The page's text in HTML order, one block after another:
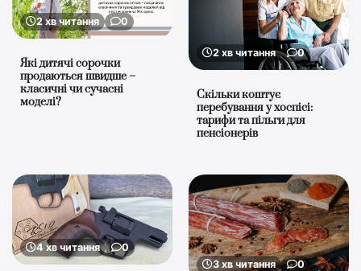
2 хв читання 0
Які дитячі сорочки
продаються швидше –
класичні чи сучасні
моделі?
2 хв читання 0
Скільки коштує
перебування у хоспісі:
тарифи та пільги для
пенсіонерів
4 хв читання 0
3 хв читання 0